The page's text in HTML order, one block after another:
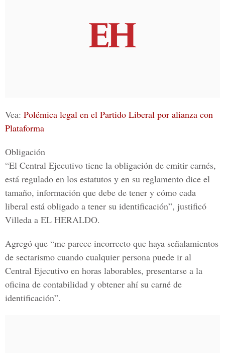
Vea: Polémica legal en el Partido Liberal por alianza con
Plataforma
Obligación
“El Central Ejecutivo tiene la obligación de emitir carnés,
está regulado en los estatutos y en su reglamento dice el
tamaño, información que debe de tener y cómo cada
liberal está obligado a tener su identificación”, justificó
Villeda a EL HERALDO.
Agregó que “me parece incorrecto que haya señalamientos
de sectarismo cuando cualquier persona puede ir al
Central Ejecutivo en horas laborables, presentarse a la
oficina de contabilidad y obtener ahí su carné de
identificación”.